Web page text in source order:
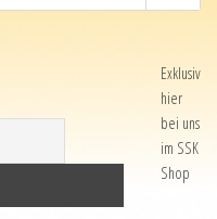
Exklusiv
hier
bei uns
im SSK
Shop